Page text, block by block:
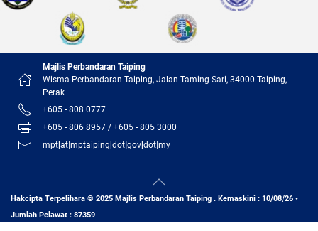
Majlis Perbandaran Taiping
Wisma Perbandaran Taiping, Jalan Taming Sari, 34000 Taiping,
Perak
+605 - 808 0777
+605 - 806 8957 / +605 - 805 3000
mpt[at]mptaiping[dot]gov[dot]my
Hakcipta Terpelihara © 2025 Majlis Perbandaran Taiping . Kemaskini : 10/08/26 •
Jumlah Pelawat : 87359